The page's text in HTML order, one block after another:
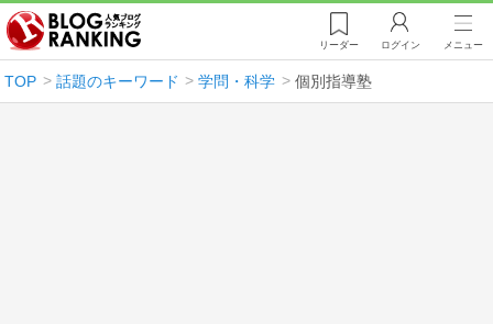
リーダー ログイン メニュー
TOP 話題のキーワード 学問・科学 個別指導塾